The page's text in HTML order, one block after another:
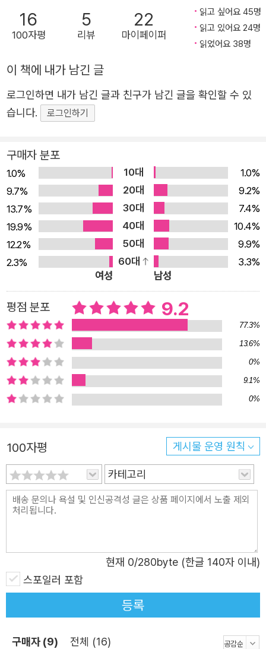
단테의 저승 여행 이야기를 담고 있는 장편서사시다. 작가이
자 주인공인 단테가 살아 있는 몸으로 일주일 동안 지옥과
연옥, 천국을 여행하며 보고 들은 것을 이야기하는 형식으로
되어 있다. 세 개의 <노래 편cantica>, 즉 「지옥」, 「연옥」,
3편의 <노래canto>로 되어 있고 맨 앞에다 서곡(「지옥」의
1곡)을 덧붙여 총 100곡이 된다. 총 1만 4,233행에 달하는
승 세계를 구축하였으며, 그곳에서 만난 수많은 영혼들의 고
유한 삶의 애환을 생생하고 실감 나게 파노라마처럼 그려 보
인다. 중세 유럽의 사상과 관념, 의식 세계가 총체적으로 집
약되어 있는 고전 중의 고전으로, 중세를 마무리 짓는 르네
상스와 함께 근대의 도래를 예고한 작품이기도 하다. 동시에
모든 인간의 생생한 현실과 보편적인 삶의 모습을 비춰 주는
거울이 된다. 윌리엄 블레이크, T. S. 엘리엇, 에즈라 파운드,
사뮈엘 베케트, 제임스 조이스 등 이후 많은 작가들에게 영
주요 레퍼토리가 되었다. 꼭 읽어야 할 동서양 고전을 꼽을
때면 빠지지 않을 뿐만 아니라 해마다 각 대학의 권장 도서
목록에서 높은 순위를 차지하지만, 그럼에도 『신곡』은 실제
로는 읽기가 쉽지 않은 작품으로 유명하다. 너무 많은 함축
과 상징 들이 들어 있는 데다가, 작품 속에 인용되는 등장인
물들만 해도 수백 명이 넘고, 당대의 복잡한 정치 배경과 사
있기 때문이다. 그만큼 전문 연구자의 좋은 번역과 해설을
갖춘 판본을 찾는 것이 중요한 책인 셈이다. 김운찬 교수는 1
5년 넘는 세월 동안 『신곡』 원전을 반복해 읽고 관련 서적을
탐구하고 해설을 달아 가며 번역에 매달렸으며, 지난 2007
년 이탈리아어 완역본 『신곡』을 열린책들에서 출간한 바 있
게 원문을 정확히 옮긴 『신곡』 번역본이 필요하다는 생각에
서 나온 결실이었다. 이후 초판 출간 후 10년이 넘는 시간을
지나며, 김운찬 교수는 그동안의 세심한 검토와 피드백을 바
탕으로 『신곡』 의 번역을 다시 한번 재정비하였다. 특히 학
생들과 함께 몇 차례에 걸친 『신곡』 읽기와 세미나를 진행하
16
100자평
5
리뷰
22
마이페이퍼
읽고 싶어요 45명
읽고 있어요 24명
읽었어요 38명
이 책에 내가 남긴 글
로그인하면 내가 남긴 글과 친구가 남긴 글을 확인할 수 있
습니다.
로그인하기
구매자 분포
1.0% 10대
1.0%
9.7%
20대
9.2%
13.7%
30대
7.4%
19.9%
40대
10.4%
12.2%
50대
9.9%
2.3%
60대 3.3%
여성 남성
평점 분포 9.2
77.3%
13.6%
0%
9.1%
0%
100자평 게시물 운영 원칙
카테고리
현재 0/280byte (한글 140자 이내)
스포일러 포함
등록
구매자 (9) 전체 (16)